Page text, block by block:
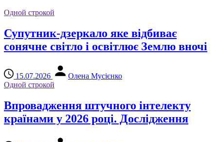
Одной строкой
Супутник-дзеркало яке відбиває
сонячне світло і освітлює Землю вночі
15.07.2026
Олена Мусієнко
Одной строкой
Впровадження штучного інтелекту
країнами у 2026 році. Дослідження